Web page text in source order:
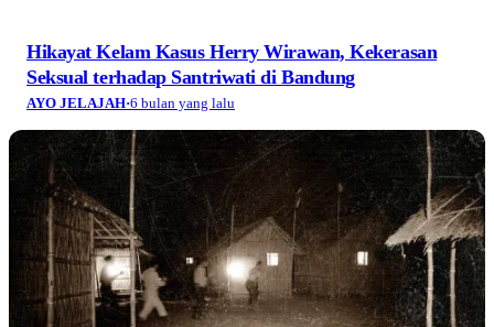
Hikayat Kelam Kasus Herry Wirawan, Kekerasan
Seksual terhadap Santriwati di Bandung
AYO JELAJAH·6 bulan yang lalu